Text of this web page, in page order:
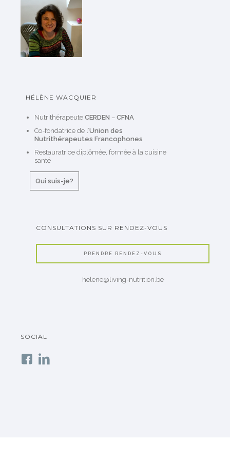
HÉLÈNE WACQUIER
Nutrithérapeute CERDEN – CFNA
Co-fondatrice de l’Union des
Nutrithérapeutes Francophones
Restauratrice diplômée, formée à la cuisine
santé
Qui suis-je?
CONSULTATIONS SUR RENDEZ-VOUS
PRENDRE RENDEZ-VOUS
helene@living-nutrition.be
SOCIAL